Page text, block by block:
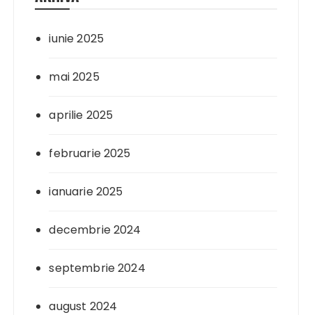
iunie 2025
mai 2025
aprilie 2025
februarie 2025
ianuarie 2025
decembrie 2024
septembrie 2024
august 2024